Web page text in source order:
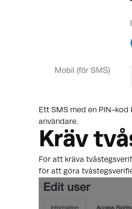
Ett SMS med en PIN-
användare.
Kräv
För att kräva
för att göra